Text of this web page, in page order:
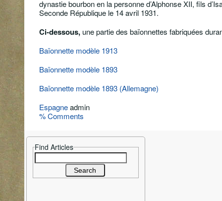
dynastie bourbon en la personne d’Alphonse XII, fils
Seconde République le 14 avril 1931.
Ci-dessous, une partie des baïonnettes fabriquées
Baïonnette modèle 1913
Baïonnette modèle 1893
Baïonnette modèle 1893 (Allemagne)
Espagneadmin
% Comments
Find Articles
Search
for: